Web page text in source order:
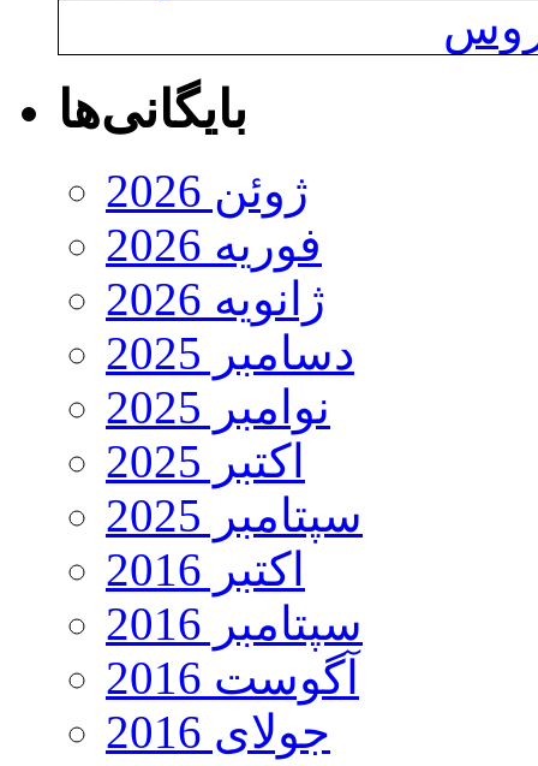
بایگانی‌ها
ژوئن 2026
فوریه 2026
ژانویه 2026
دسامبر 2025
نوامبر 2025
اکتبر 2025
سپتامبر 2025
اکتبر 2016
سپتامبر 2016
آگوست 2016
جولای 2016